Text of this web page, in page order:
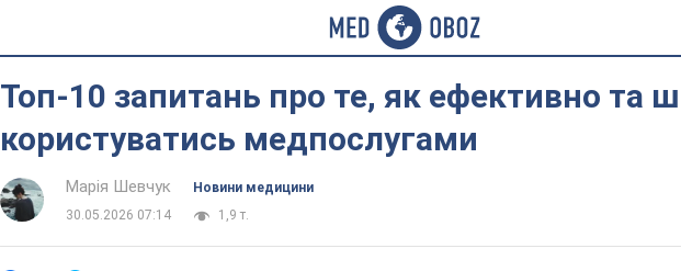
Топ-10 запитань про те, як ефективно та
користуватись медпослугами
Марія Шевчук
Новини медицини
30.05.2026 07:14
1,9 т.